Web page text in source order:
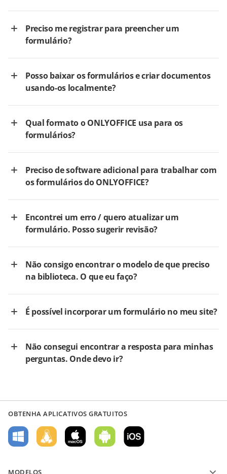
Preciso me registrar para preencher um
formulário?
Posso baixar os formulários e criar documentos
usando-os localmente?
Qual formato o ONLYOFFICE usa para os
formulários?
Preciso de software adicional para trabalhar com
os formulários do ONLYOFFICE?
Encontrei um erro / quero atualizar um
formulário. Posso sugerir revisão?
Não consigo encontrar o modelo de que preciso
na biblioteca. O que eu faço?
É possível incorporar um formulário no meu site?
Não consegui encontrar a resposta para minhas
perguntas. Onde devo ir?
OBTENHA APLICATIVOS GRATUITOS
MODELOS